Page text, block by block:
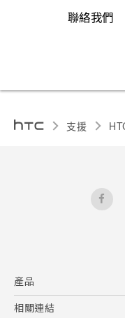
聯絡我們
支援
產品
5G
相關連結